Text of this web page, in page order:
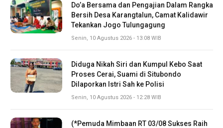
Do’a Bersama dan Pengajian Dalam Rangka
Bersih Desa Karangtalun, Camat Kalidawir
Tekankan Jogo Tulungagung
Senin, 10 Agustus 2026 - 13:08 WIB
Diduga Nikah Siri dan Kumpul Kebo Saat
Proses Cerai, Suami di Situbondo
Dilaporkan Istri Sah ke Polisi
Senin, 10 Agustus 2026 - 12:28 WIB
(*Pemuda Mimbaan RT 03/08 Sukses Raih